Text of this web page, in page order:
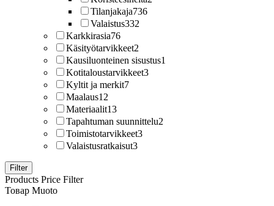
Tilanjakaja736
Valaistus332
Karkkirasia76
Käsityötarvikkeet2
Kausiluonteinen sisustus1
Kotitaloustarvikkeet3
Kyltit ja merkit7
Maalaus12
Materiaalit13
Tapahtuman suunnittelu2
Toimistotarvikkeet3
Valaistusratkaisut3
Filter
Products Price Filter
Товар Muoto